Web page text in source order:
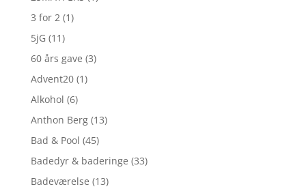
3 for 2 (1)
5jG (11)
60 års gave (3)
Advent20 (1)
Alkohol (6)
Anthon Berg (13)
Bad & Pool (45)
Badedyr & baderinge (33)
Badeværelse (13)